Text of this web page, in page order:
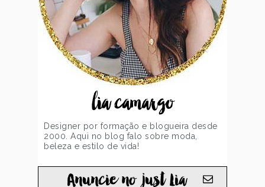
lia camargo
Designer por formação e blogueira desde
2000. Aqui no blog falo sobre moda,
beleza e estilo de vida!
Anuncie no just Lia